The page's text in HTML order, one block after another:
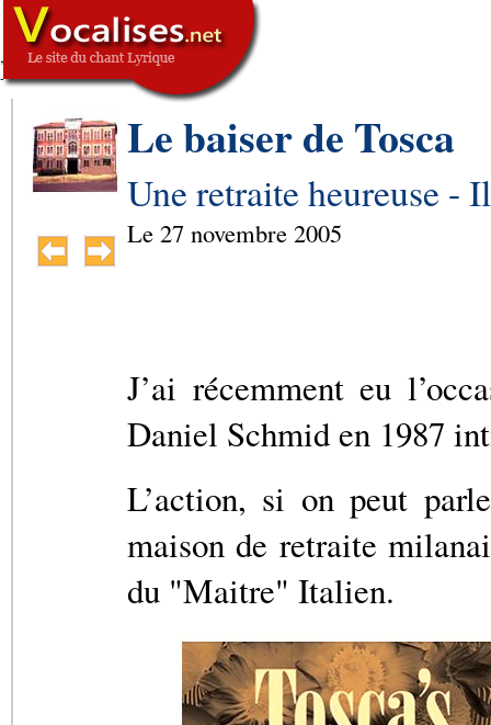
,
SIGNATURE
-->
Le baiser de Tosca
Une retraite heureuse -
Le 27 novembre 2005
J’ai récemment eu
Daniel Schmid en 1987
L’action, si on peut
maison de retraite
du "Maitre" Italien.